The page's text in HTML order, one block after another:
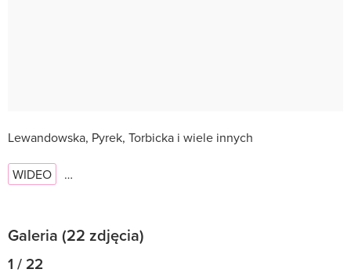
Lewandowska, Pyrek, Torbicka i wiele innych
WIDEO …
Galeria (22 zdjęcia)
1 / 22